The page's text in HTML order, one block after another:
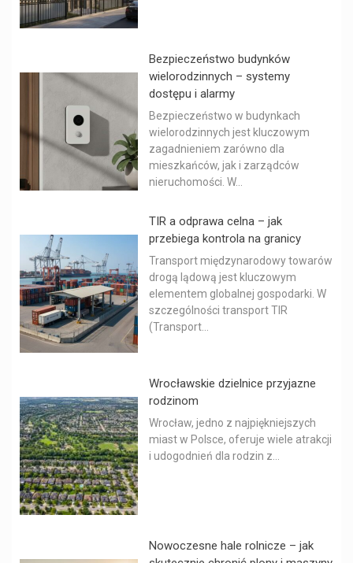
Bezpieczeństwo budynków
wielorodzinnych – systemy
dostępu i alarmy
Bezpieczeństwo w budynkach
wielorodzinnych jest kluczowym
zagadnieniem zarówno dla
mieszkańców, jak i zarządców
nieruchomości. W...
TIR a odprawa celna – jak
przebiega kontrola na granicy
Transport międzynarodowy towarów
drogą lądową jest kluczowym
elementem globalnej gospodarki. W
szczególności transport TIR
(Transport...
Wrocławskie dzielnice przyjazne
rodzinom
Wrocław, jedno z najpiękniejszych
miast w Polsce, oferuje wiele atrakcji
i udogodnień dla rodzin z...
Nowoczesne hale rolnicze – jak